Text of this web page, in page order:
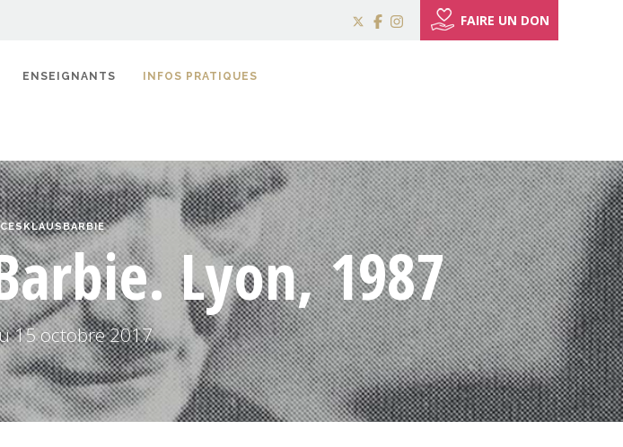
FAIRE UN DON
ENSEIGNANTS INFOS PRATIQUES
Lyon, 1987
15 octobre 2017